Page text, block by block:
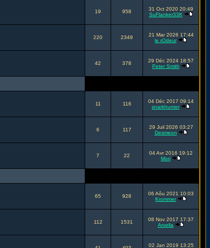
19 958
31 Oct 2020 20:49
SuFlanker33K
220 2349
21 Mar 2026 17:44
le rOdeur
42 378
29 Déc 2024 18:57
Peter Smith
11 116
04 Déc 2017 09:14
snarkhunter
6 117
29 Juil 2026 03:27
Desmeon
7 22
04 Avr 2016 19:12
Mori
65 928
06 Aôu 2021 10:03
Krommer
112 1531
08 Nov 2017 17:37
Arvella
02 Jan 2019 13:25